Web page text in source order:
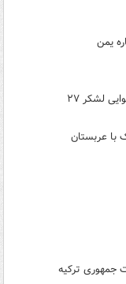
یمن
لشکر ۲۷
با عربستان
جمهوری ترکیه